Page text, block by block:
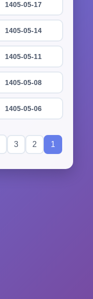
1405-05-17
1405-05-14
1405-05-11
1405-05-08
1405-05-06
1
2
3